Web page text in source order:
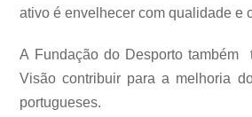
ativo é envelhecer com qualidade e
A Fundação do Desporto também
Visão contribuir para a melhoria
portugueses.